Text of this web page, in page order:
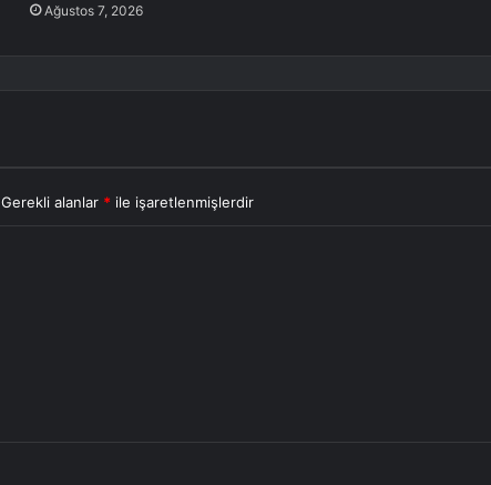
Ağustos 7, 2026
Gerekli alanlar * ile işaretlenmişlerdir